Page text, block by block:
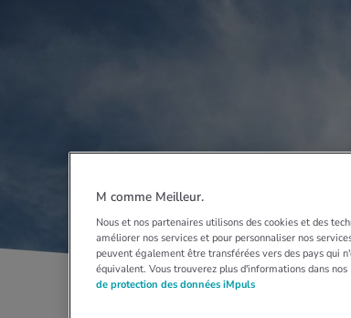
M comme Meilleur.
Nous et nos partenaires utilisons des cookies et des
améliorer nos services et pour personnaliser nos
peuvent également être transférées vers des pays qui
équivalent. Vous trouverez plus d'informations dans nos
de protection des données iMpuls